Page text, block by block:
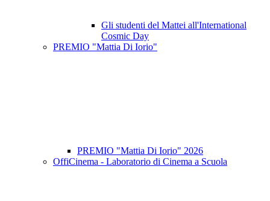
Gli studenti del Mattei all'International
Cosmic Day
PREMIO "Mattia Di Iorio"
PREMIO "Mattia Di Iorio" 2026
OffiCinema - Laboratorio di Cinema a Scuola